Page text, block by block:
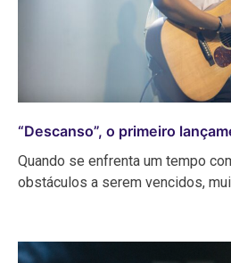
“Descanso”, o primeiro
Quando se enfrenta um tempo
obstáculos a serem vencidos,